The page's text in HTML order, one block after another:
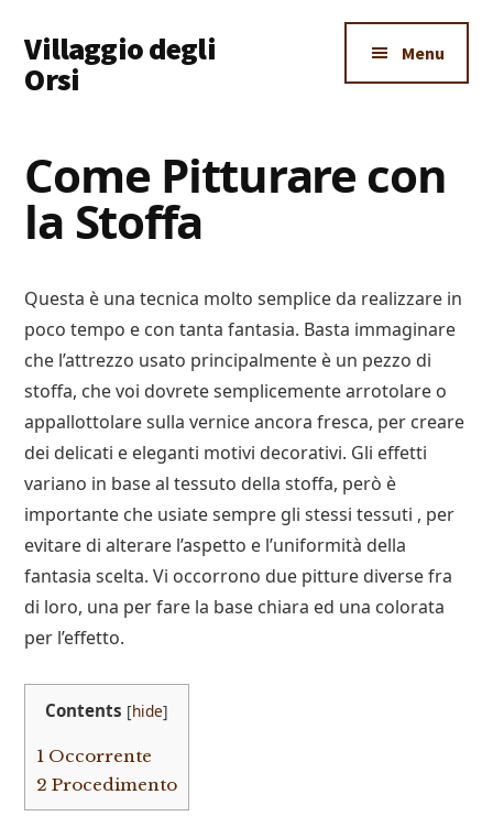
main
content
primary
sidebar
footer
menu
Villaggio degli
Orsi
Dove
Imparare
Tutto
Menu
Come Pitturare con
la Stoffa
Questa è una tecnica molto semplice da realizzare in
poco tempo e con tanta fantasia. Basta immaginare
che l’attrezzo usato principalmente è un pezzo di
stoffa, che voi dovrete semplicemente arrotolare o
appallottolare sulla vernice ancora fresca, per creare
dei delicati e eleganti motivi decorativi. Gli effetti
variano in base al tessuto della stoffa, però è
importante che usiate sempre gli stessi tessuti , per
evitare di alterare l’aspetto e l’uniformità della
fantasia scelta. Vi occorrono due pitture diverse fra
di loro, una per fare la base chiara ed una colorata
per l’effetto.
Contents [hide]
1 Occorrente
2 Procedimento